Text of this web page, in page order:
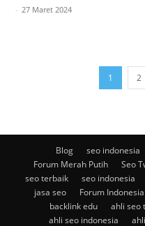
- 27 Maret 2024
1 2
Blog seo indonesia
Forum Merah Putih
Seo
seo terbaik
seo indonesia
jasa seo
Forum Indonesia
backlink edu
ahli seo
ahli seo indonesia